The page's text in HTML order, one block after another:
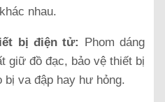
nhau.
bị điện tử: Phom dáng
giữ đồ đạc, bảo vệ thiết bị
va đập hay hư hỏng.